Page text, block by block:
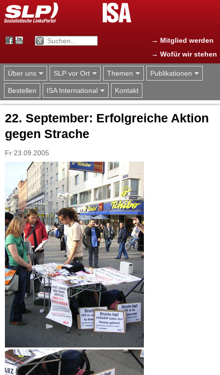
Jump to navigation
→ Mitglied werden
→ Wofür wir stehen
Über uns SLP vor Ort Themen Publikationen
Bestellen ISA International Kontakt
22. September: Erfolgreiche Aktion
gegen Strache
Fr 23.09.2005